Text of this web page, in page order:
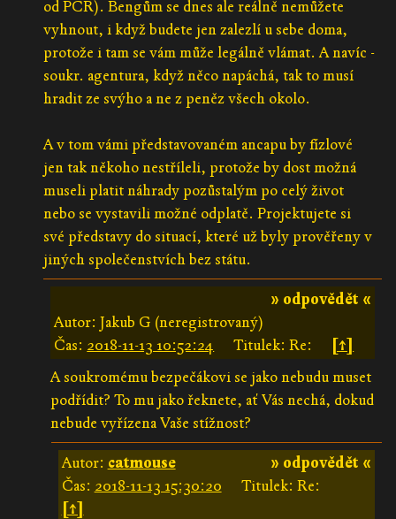
od PČR). Bengům se dnes ale reálně nemůžete
vyhnout, i když budete jen zalezlí u sebe doma,
protože i tam se vám může legálně vlámat. A navíc -
soukr. agentura, když něco napáchá, tak to musí
hradit ze svýho a ne z peněz všech okolo.
A v tom vámi představovaném ancapu by fízlové
jen tak někoho nestříleli, protože by dost možná
museli platit náhrady pozůstalým po celý život
nebo se vystavili možné odplatě. Projektujete si
své představy do situací, které už byly prověřeny v
jiných společenstvích bez státu.
» odpovědět «
Autor: Jakub G (neregistrovaný)
Čas: 2018-11-13 10:52:24 Titulek: Re:
[↑]
A soukromému bezpečákovi se jako nebudu muset
podřídit? To mu jako řeknete, ať Vás nechá, dokud
nebude vyřízena Vaše stížnost?
» odpovědět «
Autor: catmouse
Čas: 2018-11-13 15:30:20
Titulek: Re:
[↑]